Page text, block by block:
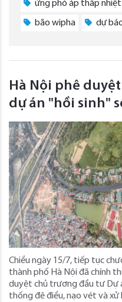
ứng phó áp thấp
bão wipha dự
Hà Nội phê
dự án "hồi sinh"
Chiều ngày 15/7, tiếp tục
thành phố Hà Nội đã chính
duyệt chủ trương đầu tư Dự
thống đê điều, nạo vét và